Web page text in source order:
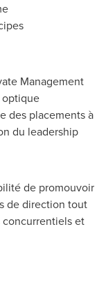
Management
optique
des placements à
du leadership
de promouvoir
de direction tout
et